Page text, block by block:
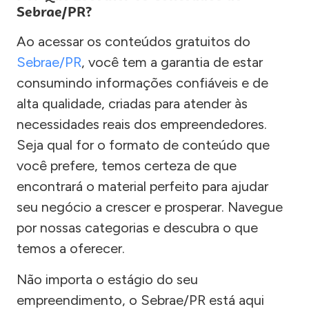
Sebrae/PR?
Ao acessar os conteúdos gratuitos do
Sebrae/PR, você tem a garantia de estar
consumindo informações confiáveis e de
alta qualidade, criadas para atender às
necessidades reais dos empreendedores.
Seja qual for o formato de conteúdo que
você prefere, temos certeza de que
encontrará o material perfeito para ajudar
seu negócio a crescer e prosperar. Navegue
por nossas categorias e descubra o que
temos a oferecer.
Não importa o estágio do seu
empreendimento, o Sebrae/PR está aqui